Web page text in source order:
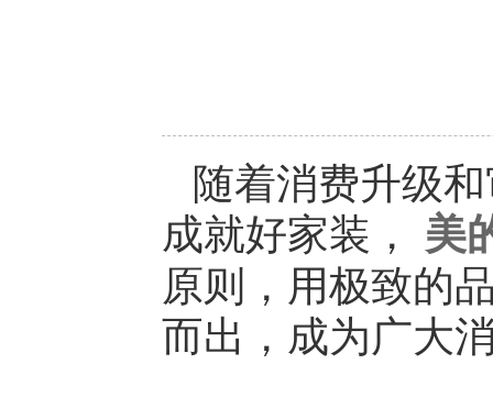
随着消费升级
成就好家装，
美
原则，用极致的
而出，成为广大